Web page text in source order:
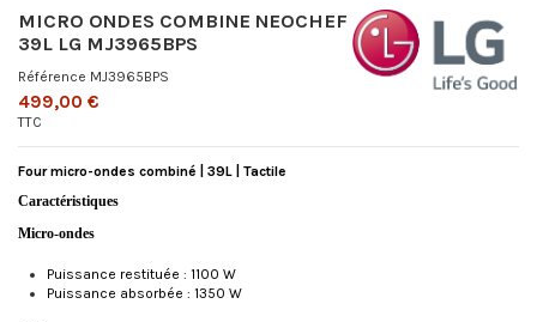
MICRO ONDES COMBINE NEOCHEF
39L LG MJ3965BPS
Référence MJ3965BPS
499,00 €
TTC
Four micro-ondes combiné | 39L | Tactile
Caractéristiques
Micro-ondes
Puissance restituée : 1100 W
Puissance absorbée : 1350 W